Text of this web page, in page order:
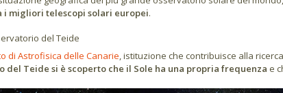
i migliori telescopi solari europei.
del Teide
di Astrofisica delle Canarie, istituzione che contribuisce alla
del Teide si è scoperto che il Sole ha una propria frequenza e